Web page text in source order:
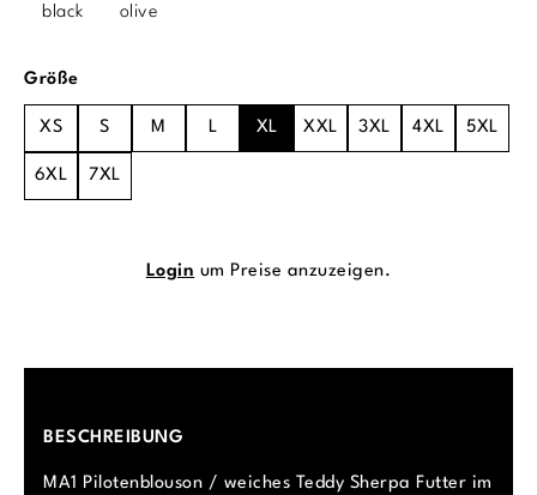
black olive
Größeauswählen
XS S M L XL XXL 3XL 4XL 5XL
6XL 7XL
Login um Preise anzuzeigen.
BESCHREIBUNG
MA1 Pilotenblouson / weiches Teddy Sherpa Futter im